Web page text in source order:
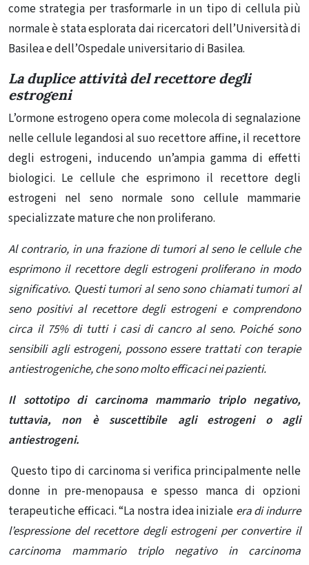
come strategia per trasformarle in un tipo di cellula più
normale è stata esplorata dai ricercatori dell’Università di
Basilea e dell’Ospedale universitario di Basilea.
La duplice attività del recettore degli
estrogeni
L’ormone estrogeno opera come molecola di segnalazione
nelle cellule legandosi al suo recettore affine, il recettore
degli estrogeni, inducendo un’ampia gamma di effetti
biologici. Le cellule che esprimono il recettore degli
estrogeni nel seno normale sono cellule mammarie
specializzate mature che non proliferano.
Al contrario, in una frazione di tumori al seno le cellule che
esprimono il recettore degli estrogeni proliferano in modo
significativo. Questi tumori al seno sono chiamati tumori al
seno positivi al recettore degli estrogeni e comprendono
circa il 75% di tutti i casi di cancro al seno. Poiché sono
sensibili agli estrogeni, possono essere trattati con terapie
antiestrogeniche, che sono molto efficaci nei pazienti.
Il sottotipo di carcinoma mammario triplo negativo,
tuttavia, non è suscettibile agli estrogeni o agli
antiestrogeni.
Questo tipo di carcinoma si verifica principalmente nelle
donne in pre-menopausa e spesso manca di opzioni
terapeutiche efficaci. “La nostra idea iniziale era di indurre
l’espressione del recettore degli estrogeni per convertire il
carcinoma mammario triplo negativo in carcinoma